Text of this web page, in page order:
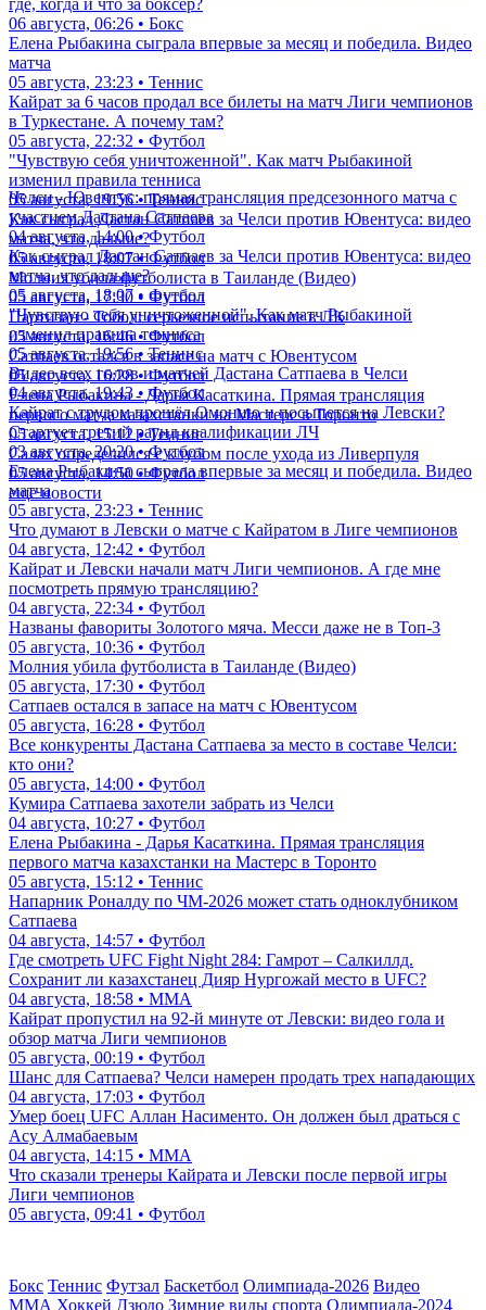
где, когда и что за боксер?
06 августа, 06:26 • Бокс
Елена Рыбакина сыграла впервые за месяц и победила. Видео
матча
05 августа, 23:23 • Теннис
Кайрат за 6 часов продал все билеты на матч Лиги чемпионов
в Туркестане. А почему там?
05 августа, 22:32 • Футбол
"Чувствую себя уничтоженной". Как матч Рыбакиной
изменил правила тенниса
05 августа, 19:56 • Теннис
Как сыграл Дастан Сатпаев за Челси против Ювентуса: видео
матча, что дальше?
05 августа, 18:07 • Футбол
Молния убила футболиста в Таиланде (Видео)
05 августа, 17:30 • Футбол
Партизан - Тобол: серьезное испытание в ЛК
05 августа, 16:46 • Футбол
Сатпаев остался в запасе на матч с Ювентусом
05 августа, 16:28 • Футбол
Елена Рыбакина - Дарья Касаткина. Прямая трансляция
первого матча казахстанки на Мастерс в Торонто
05 августа, 15:12 • Теннис
Салах определился с клубом после ухода из Ливерпуля
05 августа, 14:50 • Футбол
еще новости
Челси - Ювентус: прямая трансляция предсезонного матча с
участием Дастана Сатпаева
04 августа, 14:00 • Футбол
Как сыграл Дастан Сатпаев за Челси против Ювентуса: видео
матча, что дальше?
05 августа, 18:07 • Футбол
"Чувствую себя уничтоженной". Как матч Рыбакиной
изменил правила тенниса
05 августа, 19:56 • Теннис
Видео всех голов и матчей Дастана Сатпаева в Челси
04 августа, 19:43 • Футбол
Кайрат с трудом прошёл Омонию и посыпется на Левски?
Стартует третий раунд квалификации ЛЧ
03 августа, 20:20 • Футбол
Елена Рыбакина сыграла впервые за месяц и победила. Видео
матча
05 августа, 23:23 • Теннис
Что думают в Левски о матче с Кайратом в Лиге чемпионов
04 августа, 12:42 • Футбол
Кайрат и Левски начали матч Лиги чемпионов. А где мне
посмотреть прямую трансляцию?
04 августа, 22:34 • Футбол
Названы фавориты Золотого мяча. Месси даже не в Топ-3
05 августа, 10:36 • Футбол
Молния убила футболиста в Таиланде (Видео)
05 августа, 17:30 • Футбол
Сатпаев остался в запасе на матч с Ювентусом
05 августа, 16:28 • Футбол
Все конкуренты Дастана Сатпаева за место в составе Челси:
кто они?
05 августа, 14:00 • Футбол
Кумира Сатпаева захотели забрать из Челси
04 августа, 10:27 • Футбол
Елена Рыбакина - Дарья Касаткина. Прямая трансляция
первого матча казахстанки на Мастерс в Торонто
05 августа, 15:12 • Теннис
Напарник Роналду по ЧМ-2026 может стать одноклубником
Сатпаева
04 августа, 14:57 • Футбол
Где смотреть UFC Fight Night 284: Гамрот – Салкиллд.
Сохранит ли казахстанец Дияр Нургожай место в UFC?
04 августа, 18:58 • ММА
Кайрат пропустил на 92-й минуте от Левски: видео гола и
обзор матча Лиги чемпионов
05 августа, 00:19 • Футбол
Шанс для Сатпаева? Челси намерен продать трех нападающих
04 августа, 17:03 • Футбол
Умер боец UFC Аллан Насименто. Он должен был драться с
Асу Алмабаевым
04 августа, 14:15 • ММА
Что сказали тренеры Кайрата и Левски после первой игры
Лиги чемпионов
05 августа, 09:41 • Футбол
Бокс Теннис Футзал Баскетбол Олимпиада-2026 Видео
ММА Хоккей Дзюдо Зимние виды спорта Олимпиада-2024